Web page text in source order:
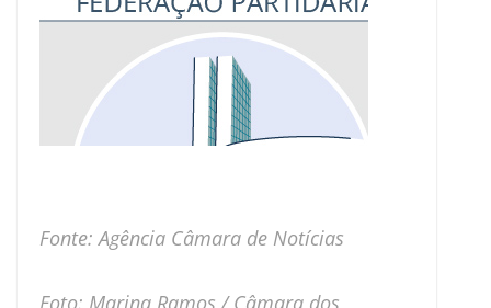
Fonte: Agência Câmara de Notícias
Foto: Marina Ramos / Câmara dos